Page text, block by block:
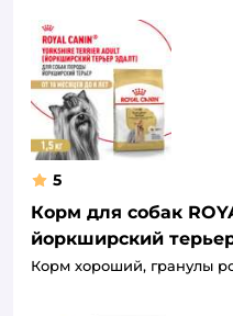
5
Корм для собак
йоркширский терьер
Корм хороший, гранулы